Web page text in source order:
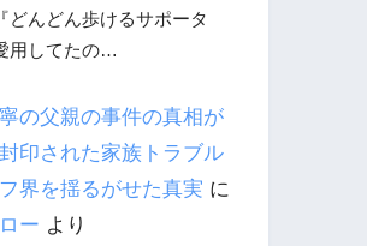
どんどん歩けるサポータ
用してたの…
の父親の事件の真相が
印された家族トラブル
界を揺るがせた真実 に
ー より